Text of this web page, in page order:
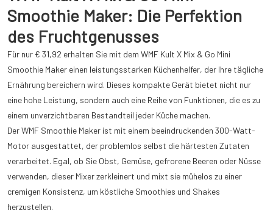
Smoothie Maker: Die Perfektion
des Fruchtgenusses
Für nur € 31,92 erhalten Sie mit dem WMF Kult X Mix & Go Mini
Smoothie Maker einen leistungsstarken Küchenhelfer, der Ihre tägliche
Ernährung bereichern wird. Dieses kompakte Gerät bietet nicht nur
eine hohe Leistung, sondern auch eine Reihe von Funktionen, die es zu
einem unverzichtbaren Bestandteil jeder Küche machen.
Der WMF Smoothie Maker ist mit einem beeindruckenden 300-Watt-
Motor ausgestattet, der problemlos selbst die härtesten Zutaten
verarbeitet. Egal, ob Sie Obst, Gemüse, gefrorene Beeren oder Nüsse
verwenden, dieser Mixer zerkleinert und mixt sie mühelos zu einer
cremigen Konsistenz, um köstliche Smoothies und Shakes
herzustellen.